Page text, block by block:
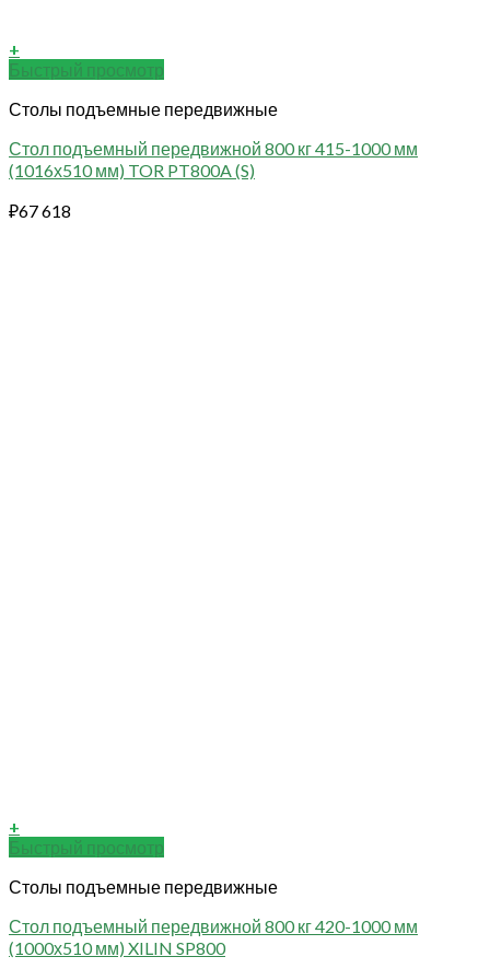
+
Быстрый просмотр
Столы подъемные передвижные
Стол подъемный передвижной 800 кг 415-1000 мм
(1016х510 мм) TOR PT800A (S)
₽67 618
+
Быстрый просмотр
Столы подъемные передвижные
Стол подъемный передвижной 800 кг 420-1000 мм
(1000х510 мм) XILIN SP800